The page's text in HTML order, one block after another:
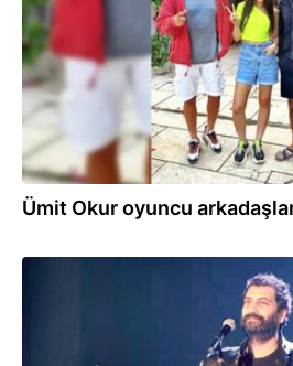
Ümit Okur oyuncu